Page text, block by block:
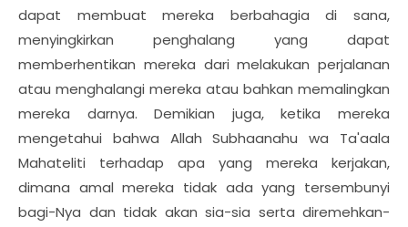
dapat membuat mereka berbahagia di sana,
menyingkirkan penghalang yang dapat
memberhentikan mereka dari melakukan perjalanan
atau menghalangi mereka atau bahkan memalingkan
mereka darnya. Demikian juga, ketika mereka
mengetahui bahwa Allah Subhaanahu wa Ta'aala
Mahateliti terhadap apa yang mereka kerjakan,
dimana amal mereka tidak ada yang tersembunyi
bagi-Nya dan tidak akan sia-sia serta diremehkan-